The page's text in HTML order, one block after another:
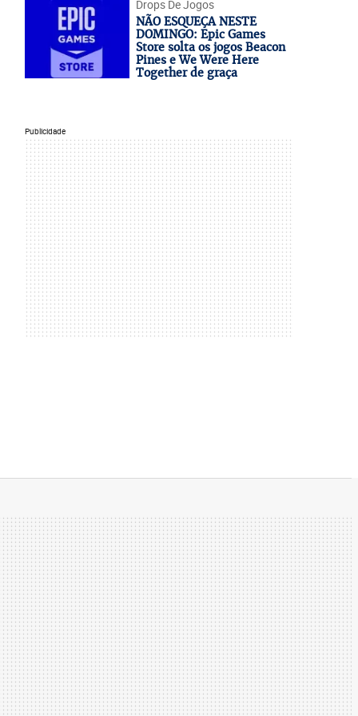
Drops De Jogos
NÃO ESQUEÇA NESTE
DOMINGO: Epic Games
Store solta os jogos Beacon
Pines e We Were Here
Together de graça
Publicidade